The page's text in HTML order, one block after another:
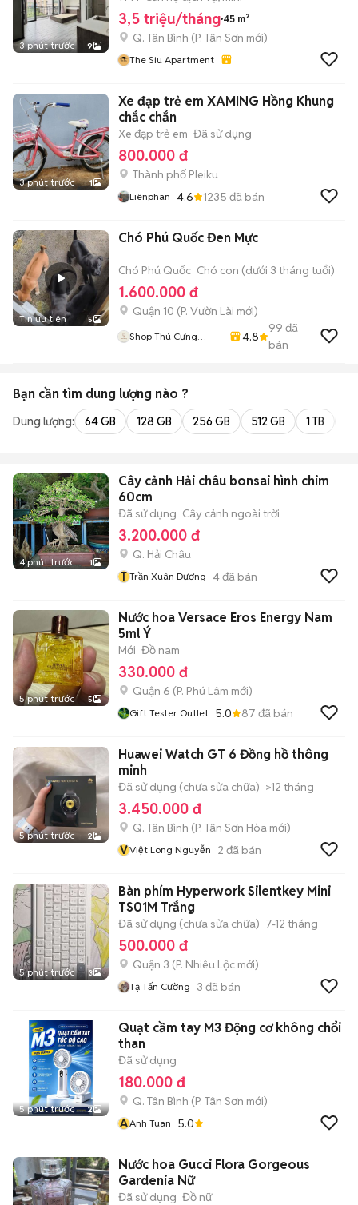
3 phút trước 9
3,5 triệu/tháng 45 m²
Q. Tân Bình (P. Tân Sơn mới)
The Siu Apartment
3 phút trước 1
Xe đạp trẻ em XAMING Hồng Khung
chắc chắn
Xe đạp trẻ em Đã sử dụng
800.000 đ
Thành phố Pleiku
Liênphan 4.6 1235 đã bán
Tin ưu tiên 5
Chó Phú Quốc Đen Mực
Chó Phú Quốc Chó con (dưới 3 tháng tuổi)
1.600.000 đ
Quận 10 (P. Vườn Lài mới)
Shop Thú Cưng
4.8
99 đã
bán
Bạn cần tìm dung lượng nào ?
Dung lượng: 64 GB 128 GB 256 GB 512 GB 1 TB
4 phút trước 1
Cây cảnh Hải châu bonsai hình chim
60cm
Đã sử dụng Cây cảnh ngoài trời
3.200.000 đ
Q. Hải Châu
T Trần Xuân Dương 4đã bán
5 phút trước 5
Nước hoa Versace Eros Energy Nam
5ml Ý
Mới Đồ nam
330.000 đ
Quận 6 (P. Phú Lâm mới)
Gift Tester Outlet 5.0 87 đã bán
5 phút trước 2
Huawei Watch GT 6 Đồng hồ thông
minh
Đã sử dụng (chưa sửa chữa) >12 tháng
3.450.000 đ
Q. Tân Bình (P. Tân Sơn Hòa mới)
VViệt Long Nguyễn 2 đã bán
5 phút trước 3
Bàn phím Hyperwork Silentkey Mini
TS01M Trắng
Đã sử dụng (chưa sửa chữa) 7-12 tháng
500.000 đ
Quận 3 (P. Nhiêu Lộc mới)
Tạ Tấn Cường 3 đã bán
5 phút trước 2
Quạt cầm tay M3 Động cơ không chổi
than
Đã sử dụng
180.000 đ
Q. Tân Bình (P. Tân Sơn mới)
AAnh Tuan 5.0
Nước hoa Gucci Flora Gorgeous
Gardenia Nữ
Đã sử dụng Đồ nữ